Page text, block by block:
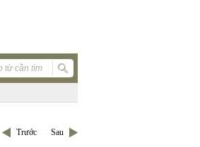
Trước Sau